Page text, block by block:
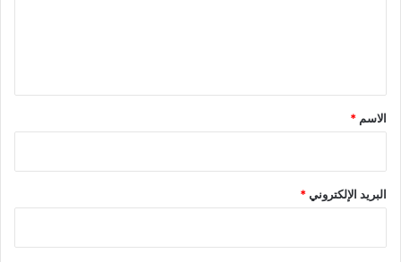
*
الاسم *
البريد الإلكتروني*